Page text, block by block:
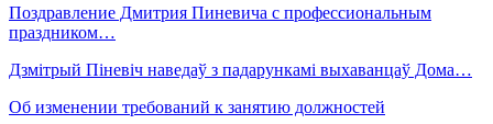
Поздравление Дмитрия Пиневича с профессиональным
праздником…
Дзмітрый Піневіч наведаў з падарункамі выхаванцаў Дома…
Об изменении требований к занятию должностей